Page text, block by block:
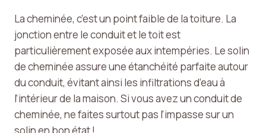
La cheminée, c’est un point faible de la toiture. La
jonction entre le conduit et le toit est
particulièrement exposée aux intempéries. Le solin
de cheminée assure une étanchéité parfaite autour
du conduit, évitant ainsi les infiltrations d’eau à
l’intérieur de la maison. Si vous avez un conduit de
cheminée, ne faites surtout pas l’impasse sur un